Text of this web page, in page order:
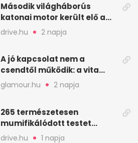
Második világháborús
katonai motor került elő a
Dunából a Batthyány térnél
drive.hu 2 napja
A jó kapcsolat nem a
csendtől működik: a vita
néha egészséges jel
glamour.hu 2 napja
265 természetesen
mumifikálódott testet
találtak egy váci templom
drive.hu 1 napja